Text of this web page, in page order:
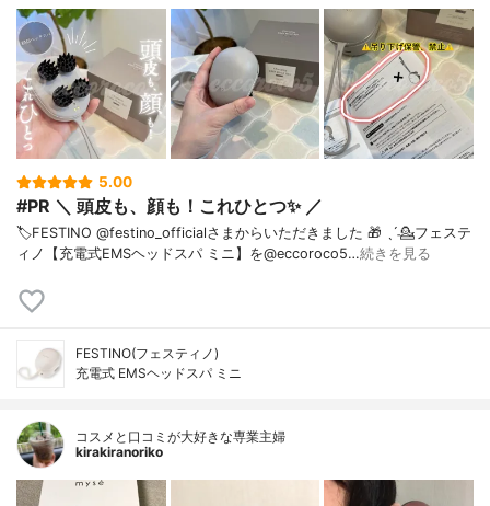
5.00
#PR ＼ 頭皮も、顔も！これひとつ✨ ／
🏷️FESTINO @festino_officialさまからいただきました 🎁 ˎˊ˗⁡⁡💁フェステ
ィノ【充電式EMSヘッドスパ ミニ】を@eccoroco5…続きを見る
FESTINO(フェスティノ)
充電式 EMSヘッドスパ ミニ
コスメと口コミが大好きな専業主婦
kirakiranoriko